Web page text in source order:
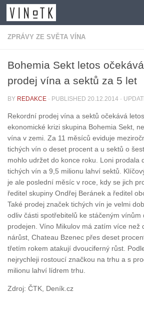
Skip to content
ZPRÁVY ZE SVĚTA VÍNA
Bohemia Sekt letos
prodej vína a sektů za 5 let
BY REDAKCE · PUBLISHED 20.12.2014 ·
Rekordní prodej vína a sektů očekává
ekonomické krizi skupina Bohemia Sekt,
vína v zemi. Za 11 měsíců eviduje
tichých vín o deset procent a u sektů o
mohlo udržet do konce roku. Loni prodala
tichých vín a 9,5 milionu lahví sektů.
je ale poslední měsíc v roce, kdy se jich
ředitel skupiny Ondřej Beránek a ředitel
Také prodej značek tichých vín je velmi
odliv části spotřebitelů ke stáčeným vínům
prodejen. Víno Mikulov má zatím více než
nárůst, Chateau Bzenec přes deset
třetím rokem atakují dvouciferný růst.
nejrychleji rostoucí značkou na trhu a s
milionu lahví lídrem trhu.
Zdroj: ČTK, Deník.cz